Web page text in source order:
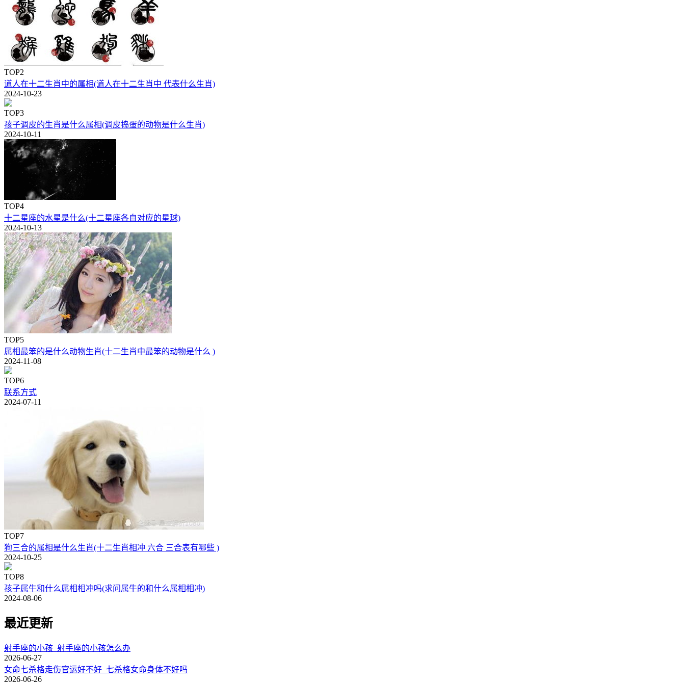
TOP2
道人在十二生肖中的属相(道人在十二生肖中 代表什么生肖)
2024-10-23
TOP3
孩子调皮的生肖是什么属相(调皮捣蛋的动物是什么生肖)
2024-10-11
TOP4
十二星座的水星是什么(十二星座各自对应的星球)
2024-10-13
TOP5
属相最笨的是什么动物生肖(十二生肖中最笨的动物是什么 )
2024-11-08
TOP6
联系方式
2024-07-11
TOP7
狗三合的属相是什么生肖(十二生肖相冲 六合 三合表有哪些 )
2024-10-25
TOP8
孩子属牛和什么属相相冲吗(求问属牛的和什么属相相冲)
2024-08-06
最近更新
射手座的小孩_射手座的小孩怎么办
2026-06-27
女命七杀格走伤官运好不好_七杀格女命身体不好吗
2026-06-26